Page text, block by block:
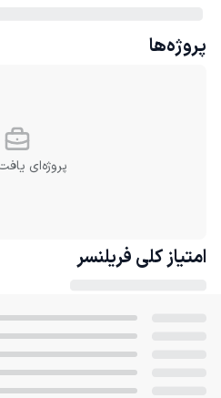
پروژه‌ها
پروژه‌ای
امتیاز کلی فریلنسر